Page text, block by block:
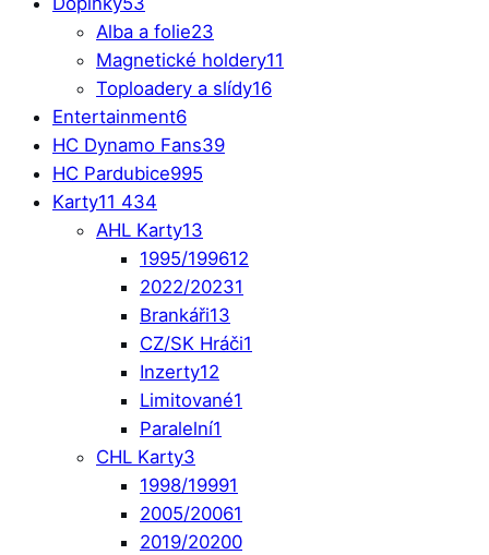
Alba a folie23
Magnetické holdery11
Toploadery a slídy16
Entertainment6
HC Dynamo Fans39
HC Pardubice995
Karty11 434
AHL Karty13
1995/199612
2022/20231
Brankáři13
CZ/SK Hráči1
Inzerty12
Limitované1
Paralelní1
CHL Karty3
1998/19991
2005/20061
2019/20200